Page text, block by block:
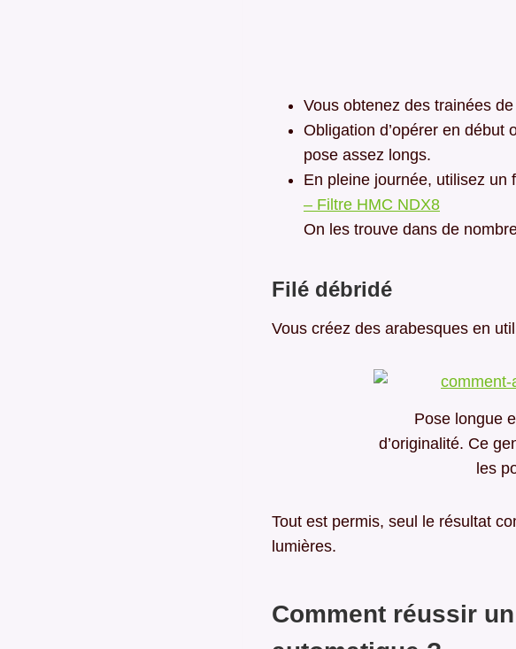
Vous obtenez des trainées
Obligation d’opérer en début
pose assez longs.
En pleine journée, utilisez un
– Filtre HMC NDX8
On les trouve dans de
Filé débridé
Vous créez des arabesques en
Pose longue
d’originalité. Ce
les
Tout est permis, seul le résultat
lumières.
Comment réussir